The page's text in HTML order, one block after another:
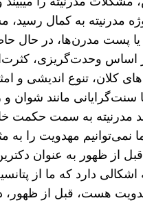
مدرنیته به کمال
پست مدرن‌ها، در حال
اساس وحدت‌گریزی،
کلان، تنوع اندیشی و
سنت‌گرایانی مانند شوان و
مدرنیته به سمت حکمت
نمی‌توانیم مهدویت را به
از ظهور به عنوان
دارد که ما از
هست، قبل از ظهور،